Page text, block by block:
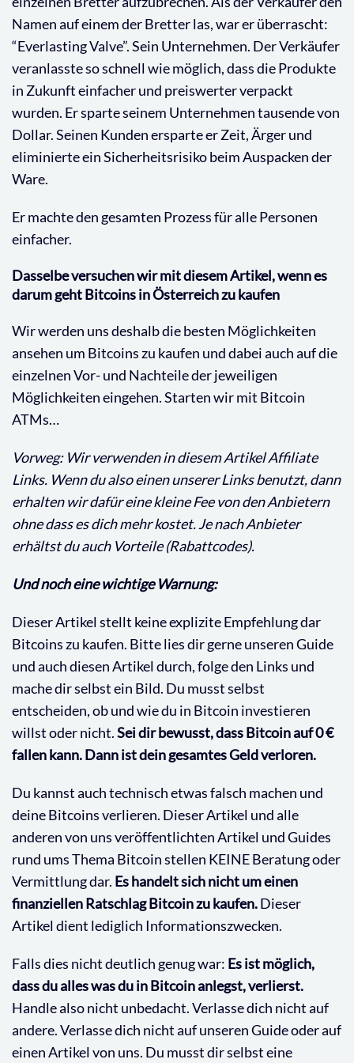
Namen auf einem der Bretter las, war er überrascht:
“Everlasting Valve”. Sein Unternehmen. Der Verkäufer
veranlasste so schnell wie möglich, dass die Produkte
in Zukunft einfacher und preiswerter verpackt
wurden. Er sparte seinem Unternehmen tausende von
Dollar. Seinen Kunden ersparte er Zeit, Ärger und
eliminierte ein Sicherheitsrisiko beim Auspacken der
Ware.
Er machte den gesamten Prozess für alle Personen
einfacher.
Dasselbe versuchen wir mit diesem Artikel, wenn es
darum geht Bitcoins in Österreich zu kaufen
Wir werden uns deshalb die besten Möglichkeiten
ansehen um Bitcoins zu kaufen und dabei auch auf die
einzelnen Vor- und Nachteile der jeweiligen
Möglichkeiten eingehen. Starten wir mit Bitcoin
ATMs…
Vorweg: Wir verwenden in diesem Artikel Affiliate
Links. Wenn du also einen unserer Links benutzt, dann
erhalten wir dafür eine kleine Fee von den Anbietern
ohne dass es dich mehr kostet. Je nach Anbieter
erhältst du auch Vorteile (Rabattcodes).
Und noch eine wichtige Warnung:
Dieser Artikel stellt keine explizite Empfehlung dar
Bitcoins zu kaufen. Bitte lies dir gerne unseren Guide
und auch diesen Artikel durch, folge den Links und
mache dir selbst ein Bild. Du musst selbst
entscheiden, ob und wie du in Bitcoin investieren
willst oder nicht.Sei dir bewusst, dass Bitcoin auf 0 €
fallen kann.Dann ist dein gesamtes Geld verloren.
Du kannst auch technisch etwas falsch machen und
deine Bitcoins verlieren. Dieser Artikel und alle
anderen von uns veröffentlichten Artikel und Guides
rund ums Thema Bitcoin stellen KEINE Beratung oder
Vermittlung dar. Es handelt sich nicht um einen
finanziellen Ratschlag Bitcoin zu kaufen.Dieser
Artikel dient lediglich Informationszwecken.
Falls dies nicht deutlich genug war: Es ist möglich,
dass du alles was du in Bitcoin anlegst, verlierst.
Handle also nicht unbedacht. Verlasse dich nicht auf
andere. Verlasse dich nicht auf unseren Guide oder auf
einen Artikel von uns. Du musst dir selbst eine